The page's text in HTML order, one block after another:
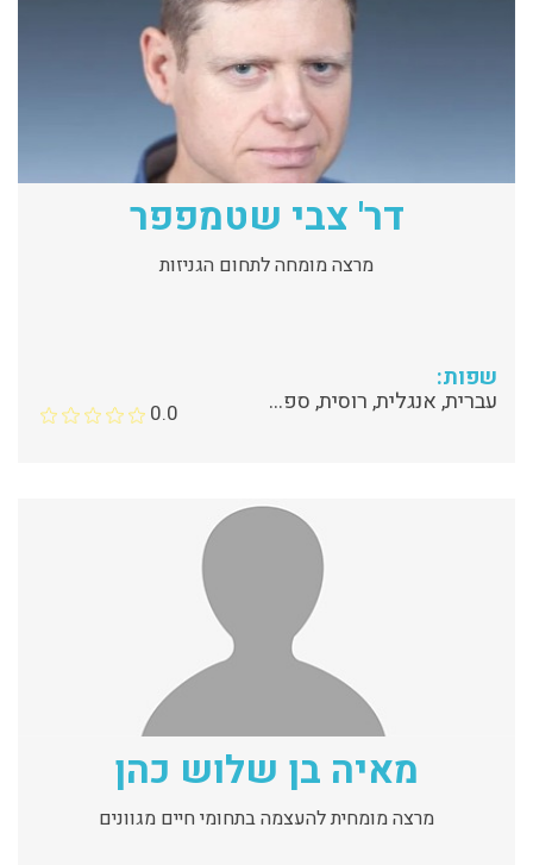
דר' צבי שטמפפר
מרצה מומחה לתחום הגניזות
שפות:
עברית, אנגלית, רוסית, ספרדית 0.0
מאיה בן שלוש כהן
מרצה מומחית להעצמה בתחומי חיים מגוונים